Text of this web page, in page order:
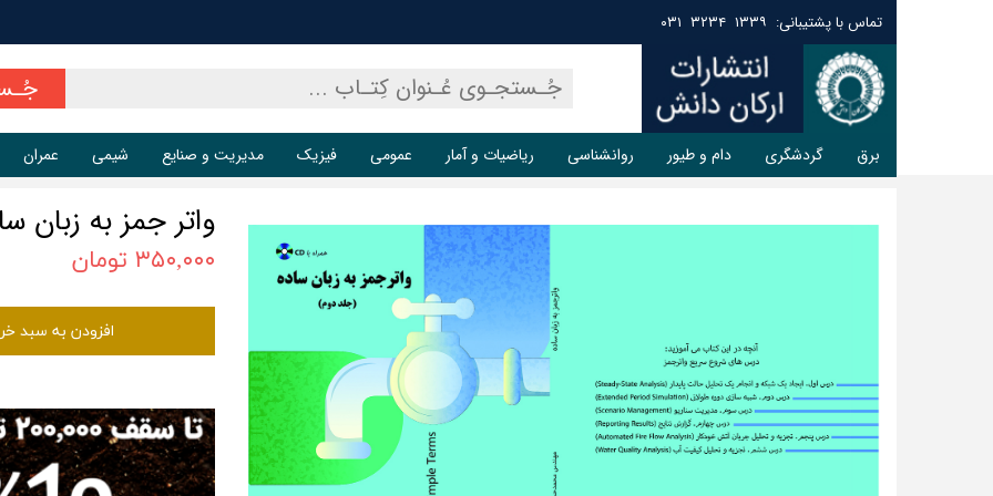
برق گردشگری دام و طیور روانشناسی ریاضیات و آمار عمومی فیزیک مدیریت و صنایع شیمی عمران
تماس با پشتیبانی: ۱۳۳۹ ۳۲۳۴ ۰۳۱
واتر جمز به زبان
۳۵۰,۰۰۰ تومان
افزودن به سبد